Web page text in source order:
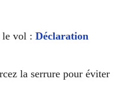
le vol : Déclaration
la serrure pour éviter